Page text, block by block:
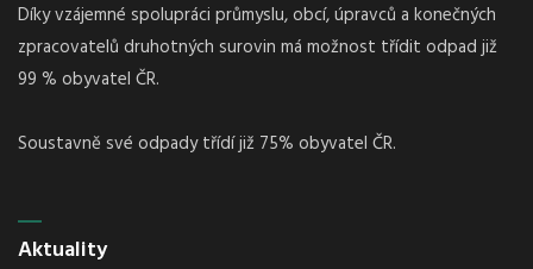
Díky vzájemné spolupráci průmyslu, obcí, úpravců a konečných
zpracovatelů druhotných surovin má možnost třídit odpad již
99 % obyvatel ČR.
Soustavně své odpady třídí již 75% obyvatel ČR.
Aktuality